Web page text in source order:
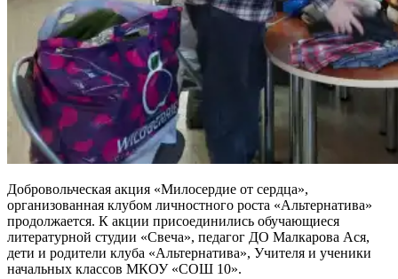
Добровольческая акция «Милосердие от сердца»,
организованная клубом личностного роста «Альтернатива»
продолжается. К акции присоединились обучающиеся
литературной студии «Свеча», педагог ДО Малкарова Ася,
дети и родители клуба «Альтернатива», Учителя и ученики
начальных классов МКОУ «СОШ 10».